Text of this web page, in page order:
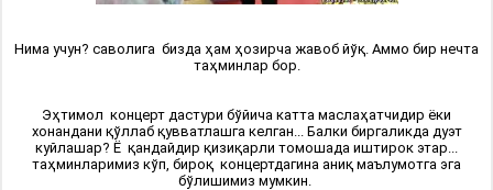
Нима учун? саволига бизда ҳам ҳозирча жавоб йўқ. Аммо бир нечта
таҳминлар бор.
Эҳтимол концерт дастури бўйича катта маслаҳатчидир ёки
хонандани қўллаб қувватлашга келган... Балки биргаликда дуэт
куйлашар? Ё қандайдир қизиқарли томошада иштирок этар...
таҳминларимиз кўп, бироқ концертдагина аниқ маълумотга эга
бўлишимиз мумкин.